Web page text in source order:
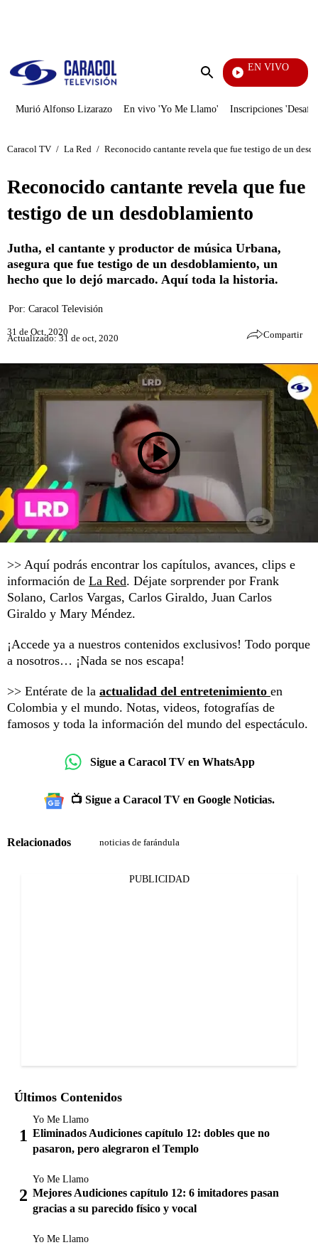
Enviar
EN VIVO
Vecinos
Murió Alfonso Lizarazo En vivo 'Yo Me Llamo' Inscripciones
Caracol TV / La Red / Reconocido cantante revela que fue testigo de un
Reconocido cantante revela que fue
testigo de un desdoblamiento
Jutha, el cantante y productor de música Urbana,
asegura que fue testigo de un desdoblamiento, un
hecho que lo dejó marcado. Aquí toda la historia.
Por: Caracol Televisión
31 de Oct, 2020
Actualizado: 31 de oct, 2020 Compartir
>> Aquí podrás encontrar los capítulos, avances, clips e
información de La Red. Déjate sorprender por Frank
Solano, Carlos Vargas, Carlos Giraldo, Juan Carlos
Giraldo y Mary Méndez.
¡Accede ya a nuestros contenidos exclusivos! Todo porque
a nosotros… ¡Nada se nos escapa!
>> Entérate de la actualidad del entretenimiento en
Colombia y el mundo. Notas, videos, fotografías de
famosos y toda la información del mundo del espectáculo.
Sigue a Caracol TV en WhatsApp
📺 Sigue a Caracol TV en Google Noticias.
Relacionados noticias de farándula
PUBLICIDAD
Últimos Contenidos
Yo Me Llamo
Eliminados Audiciones capítulo 12: dobles que no
pasaron, pero alegraron el Templo
Yo Me Llamo
Mejores Audiciones capítulo 12: 6 imitadores pasan
gracias a su parecido físico y vocal
Yo Me Llamo